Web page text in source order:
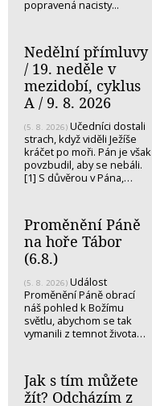
popravená nacisty...
Nedělní přímluvy
/ 19. neděle v
mezidobí, cyklus
A / 9. 8. 2026
(5. 8. 2026) Učedníci dostali
strach, když viděli Ježíše
kráčet po moři. Pán je však
povzbudil, aby se nebáli.
[1] S důvěrou v Pána,…
Proměnění Páně
na hoře Tábor
(6.8.)
(5. 8. 2026) Událost
Proměnění Páně obrací
náš pohled k Božímu
světlu, abychom se tak
vymanili z temnot života…
Jak s tím můžete
žít? Odcházím z